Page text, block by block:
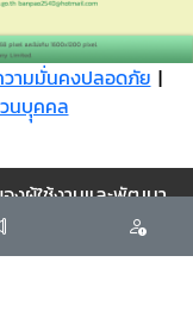
วามมั่นคงปลอดภัย |
นบุุคคล
องผู้ใช้งานและพัฒนา
ขึ้น